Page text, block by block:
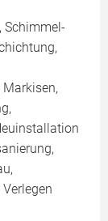
Schimmel-